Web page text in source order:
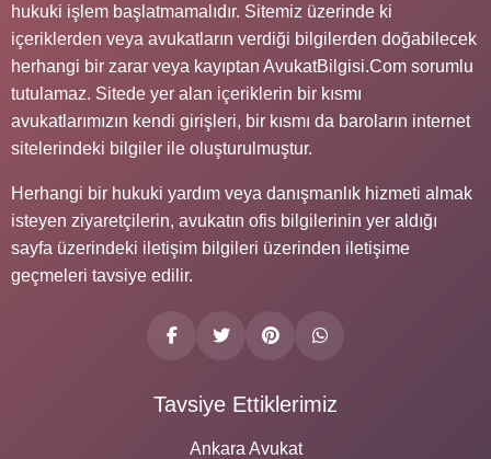
hukuki işlem başlatmamalıdır. Sitemiz üzerinde ki
içeriklerden veya avukatların verdiği bilgilerden doğabilecek
herhangi bir zarar veya kayıptan AvukatBilgisi.Com sorumlu
tutulamaz. Sitede yer alan içeriklerin bir kısmı
avukatlarımızın kendi girişleri, bir kısmı da baroların internet
sitelerindeki bilgiler ile oluşturulmuştur.
Herhangi bir hukuki yardım veya danışmanlık hizmeti almak
isteyen ziyaretçilerin, avukatın ofis bilgilerinin yer aldığı
sayfa üzerindeki iletişim bilgileri üzerinden iletişime
geçmeleri tavsiye edilir.
Tavsiye Ettiklerimiz
Ankara Avukat